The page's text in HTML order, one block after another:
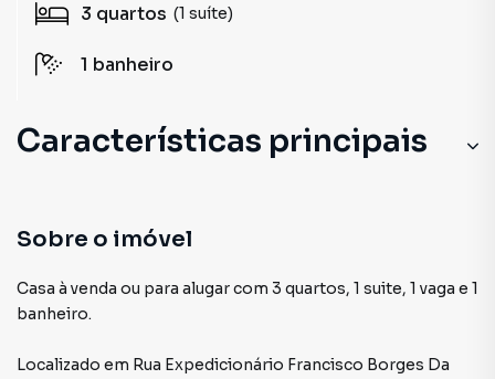
3 quartos (1 suíte)
1 banheiro
Características principais
Sobre o imóvel
Casa à venda ou para alugar com 3 quartos, 1 suite, 1 vaga e 1
banheiro.
Localizado em Rua Expedicionário Francisco Borges Da